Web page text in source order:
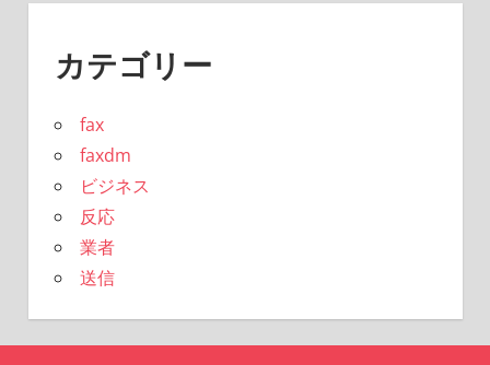
カテゴリー
fax
faxdm
ビジネス
反応
業者
送信